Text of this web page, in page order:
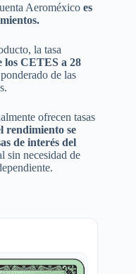
Aeroméxico es
la tasa
los CETES a 28
de las
ofrecen tasas
rendimiento se
de interés del
sin necesidad de